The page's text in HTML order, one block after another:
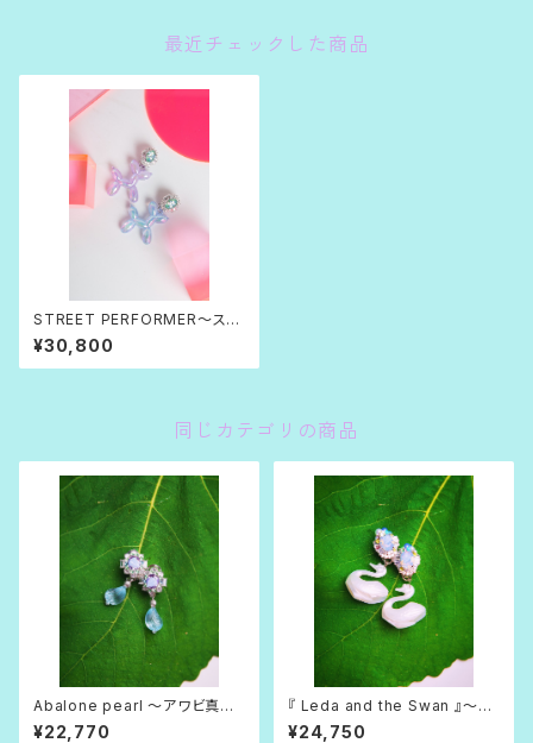
最近チェックした商品
STREET PERFORMER〜スト
リートパフォーマー〜
¥30,800
同じカテゴリの商品
Abalone pearl 〜アワビ真
珠〜
¥22,770
『 Leda and the Swan 』〜レ
ダと白鳥〜
¥24,750